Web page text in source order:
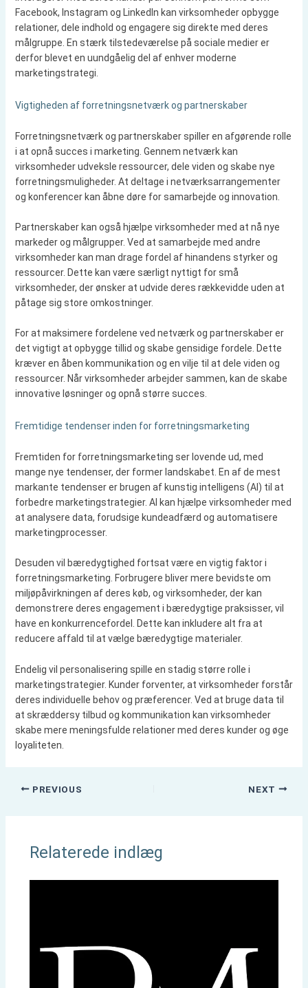
Facebook, Instagram og LinkedIn kan virksomheder opbygge
relationer, dele indhold og engagere sig direkte med deres
målgruppe. En stærk tilstedeværelse på sociale medier er
derfor blevet en uundgåelig del af enhver moderne
marketingstrategi.
Vigtigheden af forretningsnetværk og partnerskaber
Forretningsnetværk og partnerskaber spiller en afgørende rolle
i at opnå succes i marketing. Gennem netværk kan
virksomheder udveksle ressourcer, dele viden og skabe nye
forretningsmuligheder. At deltage i netværksarrangementer
og konferencer kan åbne døre for samarbejde og innovation.
Partnerskaber kan også hjælpe virksomheder med at nå nye
markeder og målgrupper. Ved at samarbejde med andre
virksomheder kan man drage fordel af hinandens styrker og
ressourcer. Dette kan være særligt nyttigt for små
virksomheder, der ønsker at udvide deres rækkevidde uden at
påtage sig store omkostninger.
For at maksimere fordelene ved netværk og partnerskaber er
det vigtigt at opbygge tillid og skabe gensidige fordele. Dette
kræver en åben kommunikation og en vilje til at dele viden og
ressourcer. Når virksomheder arbejder sammen, kan de skabe
innovative løsninger og opnå større succes.
Fremtidige tendenser inden for forretningsmarketing
Fremtiden for forretningsmarketing ser lovende ud, med
mange nye tendenser, der former landskabet. En af de mest
markante tendenser er brugen af kunstig intelligens (AI) til at
forbedre marketingstrategier. AI kan hjælpe virksomheder med
at analysere data, forudsige kundeadfærd og automatisere
marketingprocesser.
Desuden vil bæredygtighed fortsat være en vigtig faktor i
forretningsmarketing. Forbrugere bliver mere bevidste om
miljøpåvirkningen af deres køb, og virksomheder, der kan
demonstrere deres engagement i bæredygtige praksisser, vil
have en konkurrencefordel. Dette kan inkludere alt fra at
reducere affald til at vælge bæredygtige materialer.
Endelig vil personalisering spille en stadig større rolle i
marketingstrategier. Kunder forventer, at virksomheder forstår
deres individuelle behov og præferencer. Ved at bruge data til
at skræddersy tilbud og kommunikation kan virksomheder
skabe mere meningsfulde relationer med deres kunder og øge
loyaliteten.
PREVIOUS NEXT
Relaterede indlæg